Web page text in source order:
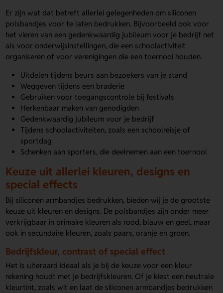
Er zijn wat dat betreft allerlei gelegenheden om siliconen
polsbandjes voor te laten bedrukken. Bijvoorbeeld ook voor
het vieren van een gedenkwaardig jubileum voor je bedrijf net
als voor onderwijsinstellingen, die een schoolactiviteit
organiseren of voor verenigingen die een toernooi houden.
Uitdelen tijdens beurs aan bezoekers van je stand
Weggeven tijdens een braderie
Gebruiken voor toegangscontrole bij festivals
Herkenbaar maken van genodigden
Gedenkwaardig jubileum voor je bedrijf
Tijdens schoolactiviteiten, zoals een schoolreisje of
sportdag
Schenken aan sporters, die deelnemen aan een toernooi
Keuze uit allerlei kleuren, designs en
special effects
Bij siliconen armbandjes bedrukken, bieden wij je de grootste
keuze uit kleuren en designs. De polsbandjes zijn onder meer
verkrijgbaar in primaire kleuren als rood, blauw en geel, maar
ook in secundaire kleuren, zoals paars, oranje en groen.
Bedrijfskleur, contrast of special effect
Het is uiteraard ideaal als je bij de keuze voor een kleur
rekening houdt met je bedrijfskleuren. Of je kiest een neutrale
kleurtint, zoals wit en laat de siliconen armbandjes bedrukken